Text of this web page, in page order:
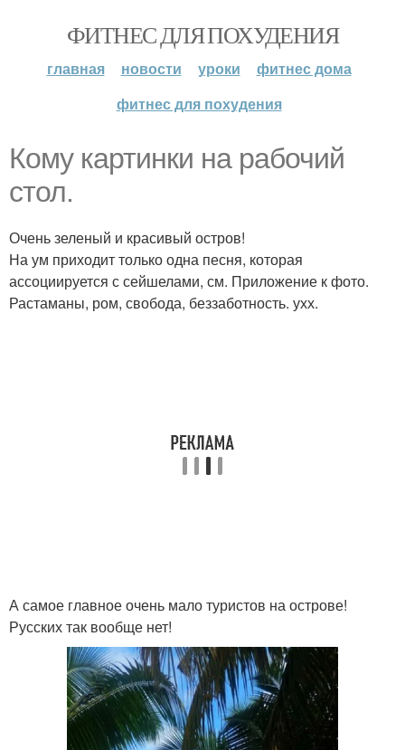
ФИТНЕС ДЛЯ ПОХУДЕНИЯ
главная новости уроки
фитнес дома
фитнес для похудения
Кому картинки на рабочий
стол.
Очень зеленый и красивый остров!
На ум приходит только одна песня, которая
ассоциируется с сейшелами, см. Приложение к фото.
Растаманы, ром, свобода, беззаботность. ухх.
А самое главное очень мало туристов на острове!
Русских так вообще нет!